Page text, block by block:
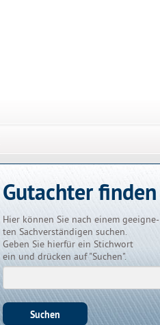
Gutachter finden
Hier können Sie nach einem geeigne-
ten Sachverständigen suchen.
Geben Sie hierfür ein Stichwort
ein und drücken auf "Suchen".